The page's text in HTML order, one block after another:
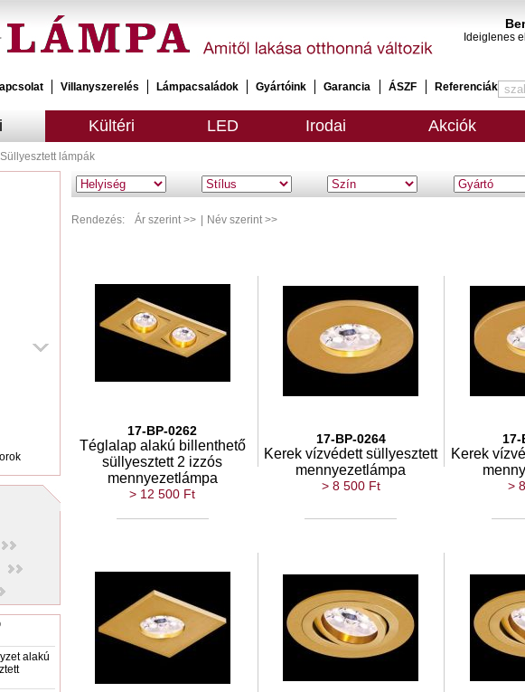
Ideiglenes
Villanyszerelés Lámpacsaládok Gyártóink Garancia ÁSZF Referenciák
Kültéri LED Irodai Akciók
Süllyesztett lámpák
alakú
Rendezés: Ár szerint >> Név szerint >>
17-BP-0262
Téglalap alakú billenthető
süllyesztett 2 izzós
mennyezetlámpa
> 12 500 Ft
17-BP-0264
Kerek vízvédett süllyesztett
mennyezetlámpa
> 8 500 Ft
17-
Kerek
>